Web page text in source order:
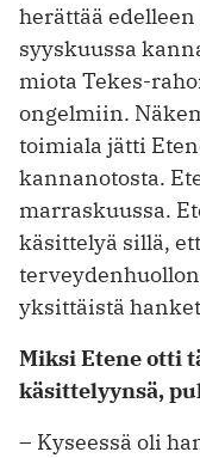
herättää
syyskuussa
miota Tekes-
ongelmiin.
toimiala jätti
kannanotosta.
marraskuussa.
käsittelyä sillä,
yksittäistä
Miksi Etene otti
käsittelyynsä,
– Kyseessä oli